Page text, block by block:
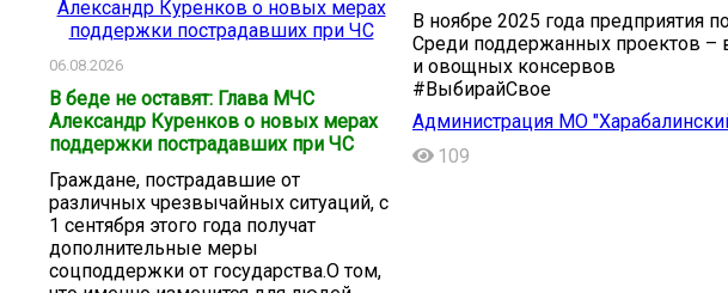
06.08.2026
В беде не оставят: Глава МЧС
Александр Куренков о новых мерах
поддержки пострадавших при ЧС
Граждане, пострадавшие от
различных чрезвычайных ситуаций, с
1 сентября этого года получат
дополнительные меры
соцподдержки от государства.О том,
В ноябре 2025 года предприятия
Среди поддержанных проектов –
и овощных консервов
#ВыбирайСвое
Администрация МО
109